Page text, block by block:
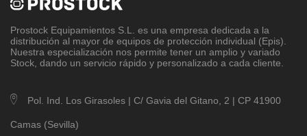
Prostock Equipamientos S.L
. es una empresa dedicada a la
distribución al mayor de equipos de protección individual (Epis).
Nuestra especialización nos permite tener un amplio y variado
Stock, dando un servicio rápido y personalizado a cada cliente.
Pol. Ind. Los Girasoles | C/ Gavia del Gitano, 2 | CP 41900
Camas (Sevilla)